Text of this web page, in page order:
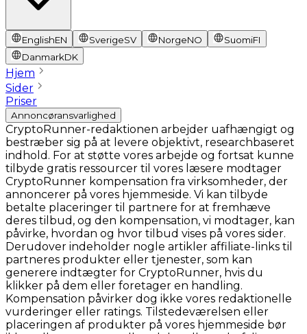
EnglishEN SverigeSV NorgeNO SuomiFI
DanmarkDK
Hjem
Sider
Priser
Annoncøransvarlighed
CryptoRunner-redaktionen arbejder uafhængigt og
bestræber sig på at levere objektivt, researchbaseret
indhold. For at støtte vores arbejde og fortsat kunne
tilbyde gratis ressourcer til vores læsere modtager
CryptoRunner kompensation fra virksomheder, der
annoncerer på vores hjemmeside. Vi kan tilbyde
betalte placeringer til partnere for at fremhæve
deres tilbud, og den kompensation, vi modtager, kan
påvirke, hvordan og hvor tilbud vises på vores sider.
Derudover indeholder nogle artikler affiliate-links til
partneres produkter eller tjenester, som kan
generere indtægter for CryptoRunner, hvis du
klikker på dem eller foretager en handling.
Kompensation påvirker dog ikke vores redaktionelle
vurderinger eller ratings. Tilstedeværelsen eller
placeringen af produkter på vores hjemmeside bør